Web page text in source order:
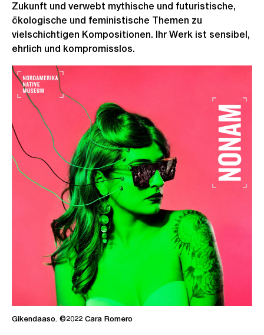
Zukunft und verwebt mythische und futuristische,
ökologische und feministische Themen zu
vielschichtigen Kompositionen. Ihr Werk ist sensibel,
ehrlich und kompromisslos.
Gikendaaso. ©2022 Cara Romero